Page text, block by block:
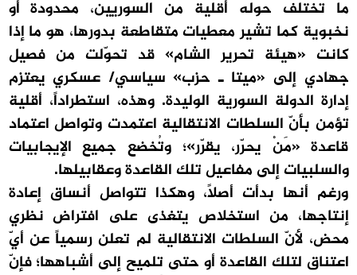
ما تختلف حوله أقلية من السوريين، محدودة أو
نخبوية كما تشير معطيات متقاطعة بدورها، هو ما إذا
كانت «هيئة تحرير الشام» قد تحوّلت من فصيل
جهادي إلى «ميتا ـ حزب» سياسي/ عسكري يعتزم
إدارة الدولة السورية الوليدة. وهذه، استطراداً، أقلية
تؤمن بأنّ السلطات الانتقالية اعتمدت وتواصل اعتماد
قاعدة «مَنْ يحرّر، يقرّر»؛ وتُخضع جميع الإيجابيات
والسلبيات إلى مفاعيل تلك القاعدة وعقابيلها.
ورغم أنها بدأت أصلاً، وهكذا تتواصل أنساق إعادة
إنتاجها، من استخلاص يتغذى على افتراض نظري
محض، لأنّ السلطات الانتقالية لم تعلن رسمياً عن أيّ
اعتناق لتلك القاعدة أو حتى تلميح إلى أشباهها؛ فإنّ